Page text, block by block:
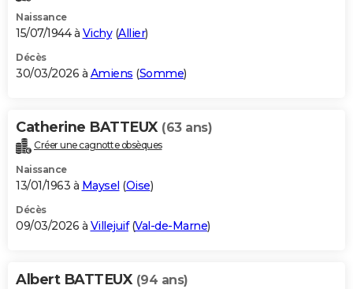
Naissance
15/07/1944 à Vichy(Allier)
Décès
30/03/2026 à Amiens (Somme)
Catherine BATTEUX (63 ans)
Créer une cagnotte obsèques
Naissance
13/01/1963 à Maysel (Oise)
Décès
09/03/2026 à Villejuif(Val-de-Marne)
Albert BATTEUX (94 ans)